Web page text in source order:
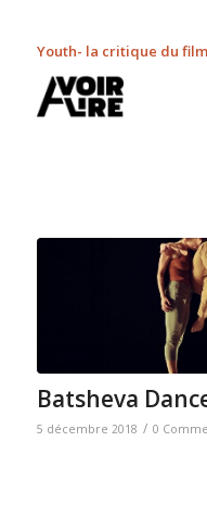
Youth- la critique du film
Batsheva
5 décembre 2018 / 0